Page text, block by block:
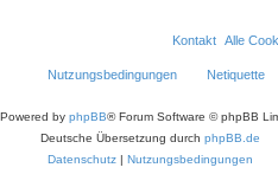
Alle
Kontakt
Netiquette
Nutzungsbedingungen
Powered by phpBB® Forum Software © phpBB
Deutsche Übersetzung durch phpBB.de
Datenschutz
Nutzungsbedingungen